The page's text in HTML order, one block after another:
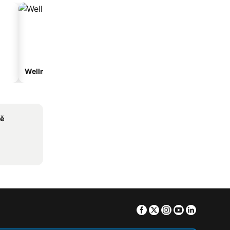
Wellnesshotelek
Facebook
TwitterInstagram
Youtube